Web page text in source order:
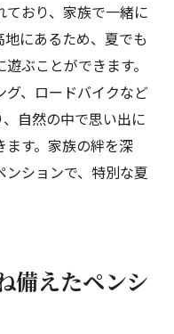
おり、家族で一緒に
にあるため、夏でも
ぶことができます。
グ、ロードバイクなど
自然の中で思い出に
す。家族の絆を深
ションで、特別な夏
備えたペンシ